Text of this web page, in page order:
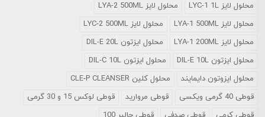
محلول لایز LYC-1 1L
محلول لایز LYA-2 500ML
محلول لایز LYA-1 500ML
محلول لایز LYC-2 500ML
محلول لایز LYA-1 200ML
محلول ایزتون DIL-E 20L
محلول ایزتون DIL-E 10L
محلول ایزتون DIL-C 10L
محلول ایزوتون دایمایند
محلول کلین CLE-P CLEANSER
قوطی 40 گرمی ویکسی
قوطی مروارید
قوطی لوکس 15 و 30 گرمی